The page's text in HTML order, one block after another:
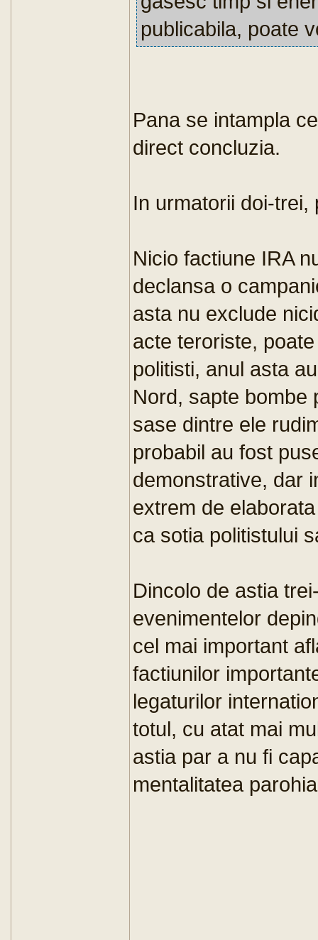
publicabila, poate
Pana se intampla
direct concluzia.
In urmatorii doi-trei,
Nicio factiune IRA
declansa o
asta nu exclude
acte teroriste,
politisti, anul asta
Nord, sapte bombe
sase dintre ele
probabil au fost
demonstrative, dar
extrem de
ca sotia politistului
Dincolo de astia
evenimentelor
cel mai important
factiunilor
legaturilor
totul, cu atat mai
astia par a nu fi
mentalitatea